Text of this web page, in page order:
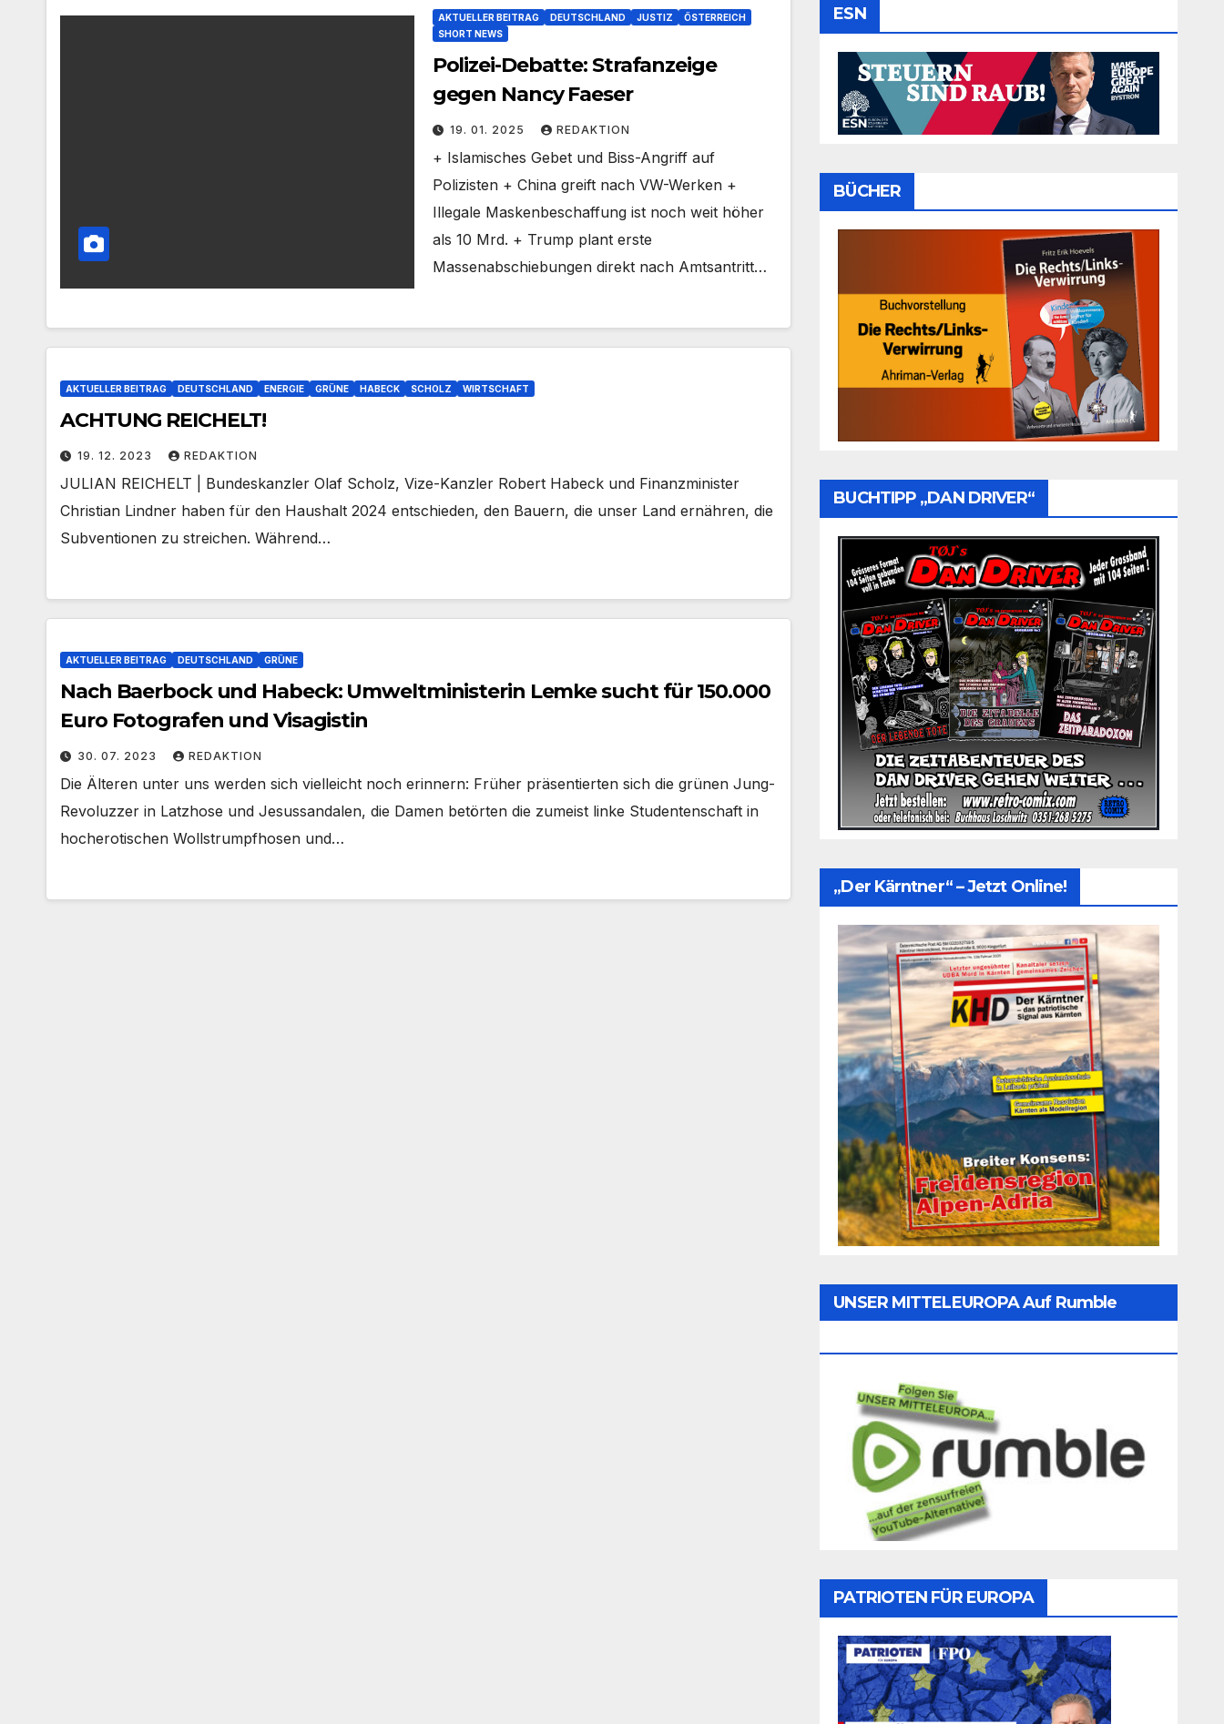
AKTUELLER BEITRAG DEUTSCHLAND JUSTIZ
ÖSTERREICH
SHORT NEWS
Polizei-Debatte: Strafanzeige
gegen Nancy Faeser
19. 01. 2025 REDAKTION
+ Islamisches Gebet und Biss-Angriff auf
Polizisten + China greift nach VW-Werken +
Illegale Maskenbeschaffung ist noch weit höher
als 10 Mrd. + Trump plant erste
Massenabschiebungen direkt nach Amtsantritt…
AKTUELLER BEITRAG DEUTSCHLAND ENERGIE GRÜNE HABECK SCHOLZ WIRTSCHAFT
ACHTUNG REICHELT!
19. 12. 2023 REDAKTION
JULIAN REICHELT | Bundeskanzler Olaf Scholz, Vize-Kanzler Robert Habeck und Finanzminister
Christian Lindner haben für den Haushalt 2024 entschieden, den Bauern, die unser Land ernähren, die
Subventionen zu streichen. Während…
AKTUELLER BEITRAG DEUTSCHLAND GRÜNE
Nach Baerbock und Habeck: Umweltministerin Lemke sucht für 150.000
Euro Fotografen und Visagistin
30. 07. 2023 REDAKTION
Die Älteren unter uns werden sich vielleicht noch erinnern: Früher präsentierten sich die grünen Jung-
Revoluzzer in Latzhose und Jesussandalen, die Damen betörten die zumeist linke Studentenschaft in
hocherotischen Wollstrumpfhosen und…
ESN
BÜCHER
BUCHTIPP „DAN DRIVER“
„Der Kärntner“ – Jetzt Online!
UNSER MITTELEUROPA Auf Rumble
PATRIOTEN FÜR EUROPA